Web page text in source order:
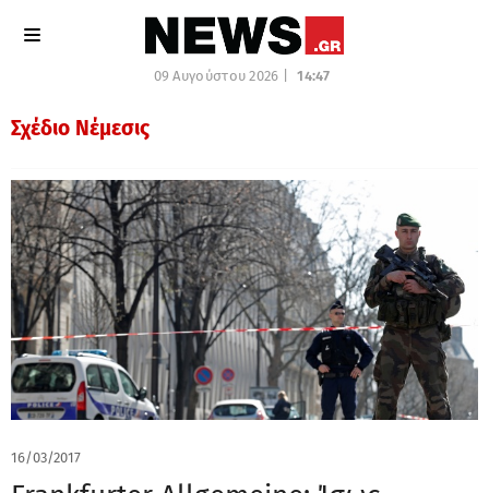
09 Αυγούστου 2026 | 14:47
Σχέδιο Νέμεσις
16/03/2017